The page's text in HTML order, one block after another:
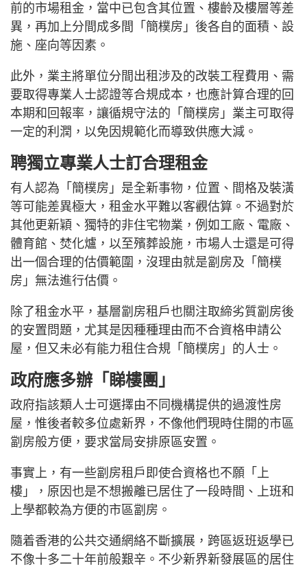
前的市場租金，當中已包含其位置、樓齡及樓層等差
異，再加上分間成多間「簡樸房」後各自的面積、設
施、座向等因素。
此外，業主將單位分間出租涉及的改裝工程費用、需
要取得專業人士認證等合規成本，也應計算合理的回
本期和回報率，讓循規守法的「簡樸房」業主可取得
一定的利潤，以免因規範化而導致供應大減。
聘獨立專業人士訂合理租金
有人認為「簡樸房」是全新事物，位置、間格及裝潢
等可能差異極大，租金水平難以客觀估算。不過對於
其他更新穎、獨特的非住宅物業，例如工廠、電廠、
體育館、焚化爐，以至殯葬設施，市場人士還是可得
出一個合理的估價範圍，沒理由就是劏房及「簡樸
房」無法進行估價。
除了租金水平，基層劏房租戶也關注取締劣質劏房後
的安置問題，尤其是因種種理由而不合資格申請公
屋，但又未必有能力租住合規「簡樸房」的人士。
政府應多辦「睇樓團」
政府指該類人士可選擇由不同機構提供的過渡性房
屋，惟後者較多位處新界，不像他們現時住開的市區
劏房般方便，要求當局安排原區安置。
事實上，有一些劏房租戶即使合資格也不願「上
樓」，原因也是不想搬離已居住了一段時間、上班和
上學都較為方便的市區劏房。
隨着香港的公共交通網絡不斷擴展，跨區返班返學已
不像十多二十年前般艱辛。不少新界新發展區的居住